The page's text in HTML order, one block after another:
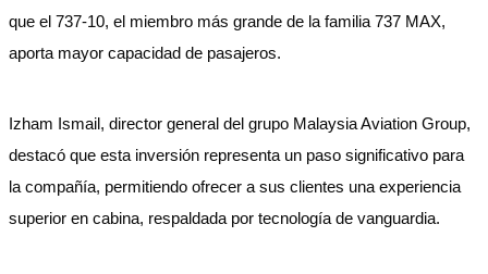
que el 737-10, el miembro más grande de la familia 737 MAX,
aporta mayor capacidad de pasajeros.
Izham Ismail, director general del grupo Malaysia Aviation Group,
destacó que esta inversión representa un paso significativo para
la compañía, permitiendo ofrecer a sus clientes una experiencia
superior en cabina, respaldada por tecnología de vanguardia.